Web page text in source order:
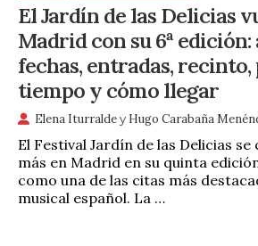
El Jardín de las Delicias
Madrid con su 6ª
fechas, entradas,
tiempo y cómo llegar
Elena Iturraldey Hugo Carabaña
El Festival Jardín de las Delicias se
más en Madrid en su quinta
como una de las citas más
musical español. La …